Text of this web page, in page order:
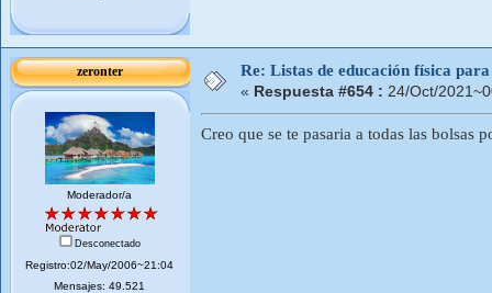
zeronter
Moderador/a
Desconectado
Registro:02/May/2006~21:04
Mensajes: 49.521
Re: Listas de educación física
« Respuesta #654 : 24/Oct/
Creo que se te pasaria a todas las bolsas